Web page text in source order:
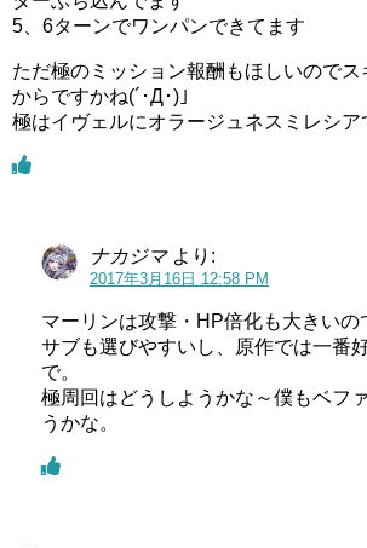
5、6ターンでワンパンできてます
ただ極のミッション報酬もほしいのでス
からですかね(´･Д･)」
極はイヴェルにオラージュネスミレシア
ナカジマ より:
2017年3月16日 12:58 PM
マーリンは攻撃・HP倍化も大きい
サブも選びやすいし、原作では一番
で。
極周回はどうしようかな～僕もベフ
うかな。